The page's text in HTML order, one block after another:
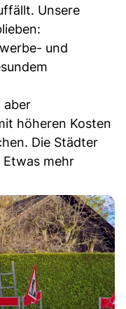
Unsere
und
aber
höheren Kosten
Die Städter
mehr